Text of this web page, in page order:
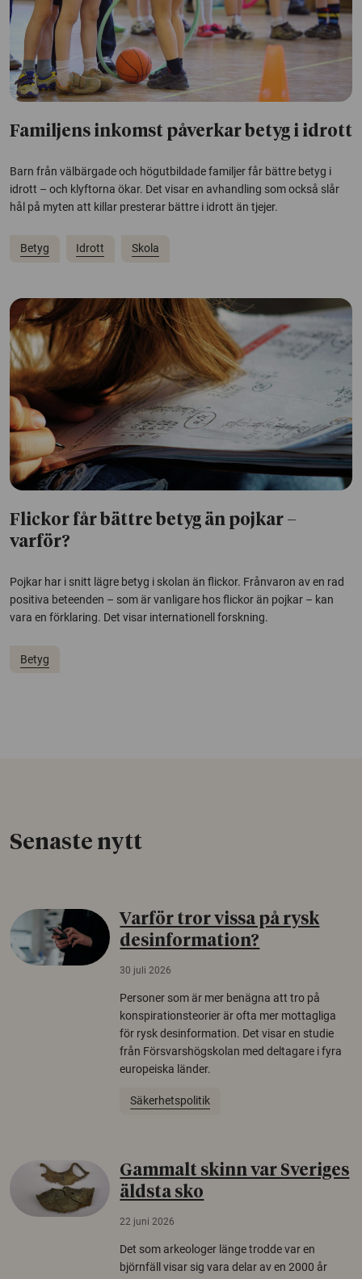
Familjens inkomst påverkar betyg i idrott
Barn från välbärgade och högutbildade familjer får bättre betyg i
idrott – och klyftorna ökar. Det visar en avhandling som också slår
hål på myten att killar presterar bättre i idrott än tjejer.
Betyg Idrott Skola
Flickor får bättre betyg än pojkar –
varför?
Pojkar har i snitt lägre betyg i skolan än flickor. Frånvaron av en rad
positiva beteenden – som är vanligare hos flickor än pojkar – kan
vara en förklaring. Det visar internationell forskning.
Betyg
Senaste nytt
Varför tror vissa på rysk
desinformation?
30 juli 2026
Personer som är mer benägna att tro på
konspirationsteorier är ofta mer mottagliga
för rysk desinformation. Det visar en studie
från Försvarshögskolan med deltagare i fyra
europeiska länder.
Säkerhetspolitik
Gammalt skinn var Sveriges
äldsta sko
22 juni 2026
Det som arkeologer länge trodde var en
björnfäll visar sig vara delar av en 2000 år